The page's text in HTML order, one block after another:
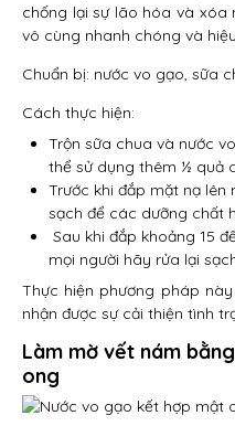
chống lại sự lão hóa và
vô cùng nhanh chóng và
Chuẩn bị: nước vo gạo, sữa
Cách thực hiện:
Trộn sữa chua và nước
thể sử dụng thêm ½ quả
Trước khi đắp mặt nạ
sạch để các dưỡng chất
Sau khi đắp khoảng 15
mọi người hãy rửa lại
Thực hiện phương pháp
nhận được sự cải thiện tình
Làm mờ vết nám
ong